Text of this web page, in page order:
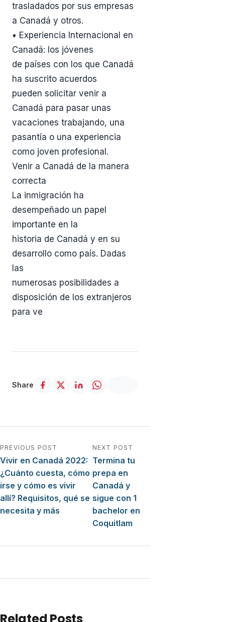
trasladados por sus empresas
a Canadá y otros.
• Experiencia Internacional en
Canadá: los jóvenes
de países con los que Canadá
ha suscrito acuerdos
pueden solicitar venir a
Canadá para pasar unas
vacaciones trabajando, una
pasantía o una experiencia
como joven profesional.
Venir a Canadá de la manera
correcta
La inmigración ha
desempeñado un papel
importante en la
historia de Canadá y en su
desarrollo como país. Dadas
las
numerosas posibilidades a
disposición de los extranjeros
para ve
Share
Navegación de entradas
PREVIOUS POST
Vivir en Canadá 2022:
¿Cuánto cuesta, cómo
irse y cómo es vivir
allí? Requisitos, qué se
necesita y más
NEXT POST
Termina tu
prepa en
Canadá y
sigue con 1
bachelor en
Coquitlam
Related Posts